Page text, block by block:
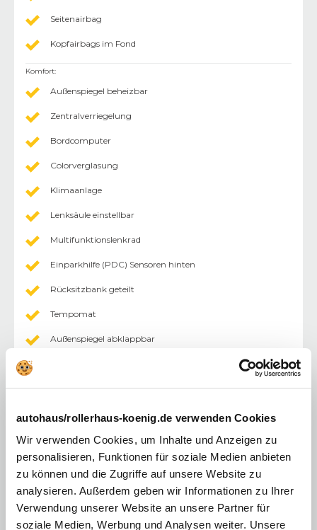
autohaus/rollerhaus-koenig.de verwenden Cookies
Wir verwenden Cookies, um Inhalte und Anzeigen zu
personalisieren, Funktionen für soziale Medien anbieten
zu können und die Zugriffe auf unsere Website zu
analysieren. Außerdem geben wir Informationen zu Ihrer
Verwendung unserer Website an unsere Partner für
soziale Medien, Werbung und Analysen weiter. Unsere
Seitenairbag
Kopfairbags im Fond
Komfort:
Außenspiegel beheizbar
Zentralverriegelung
Bordcomputer
Colorverglasung
Klimaanlage
Lenksäule einstellbar
Multifunktionslenkrad
Einparkhilfe (PDC) Sensoren hinten
Rücksitzbank geteilt
Tempomat
Außenspiegel abklappbar
Durchlademoeglichkeit
Fahrersitz höhenverstellbar
Innenraumfilter
keyless-Go
Lederlenkrad
Mittelarmlehne